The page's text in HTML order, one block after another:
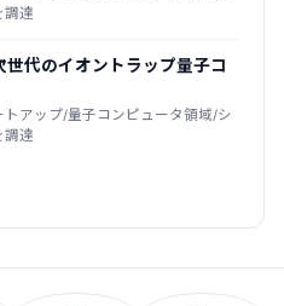
調達
代のイオントラップ量子コ
アップ/量子コンピュータ領域/シ
調達